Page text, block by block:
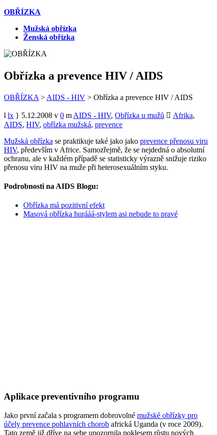
OBŘÍZKA
Mužská obřízka
Ženská obřízka
Obřízka a prevence HIV / AIDS
OBŘÍZKA > AIDS - HIV > Obřízka a prevence HIV / AIDS
lx 5.12.2008 0 AIDS - HIV, Obřízka u mužů Afrika,
AIDS, HIV, obřízka mužská, prevence
Mužská obřízka se praktikuje také jako jako prevence přenosu viru
HIV, především v Africe. Samozřejmě, že se nejdedná o absolutní
ochranu, ale v každém případě se statisticky výrazně snižuje riziko
přenosu viru HIV na muže při heterosexuálním styku.
Podrobnosti na AIDS Blogu:
Obřízka má pozitivní efekt
Masová obřízka hurááá-stylem asi nebude to pravé
Aplikace preventivního programu
Jako první začala s programem dobrovolné mužské obřízky pro
účely prevence pohlavních chorob africká Uganda (v roce 2009).
Tato země již dříve na sebe upozornila poklesem růstu nových